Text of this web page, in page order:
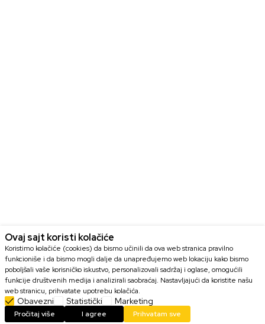
DODAJ U KORPU
Ovaj sajt koristi kolačiće
Koristimo kolačiće (cookies) da bismo učinili da ova web stranica pravilno
funkcioniše i da bismo mogli dalje da unapređujemo web lokaciju kako bismo
poboljšali vaše korisničko iskustvo, personalizovali sadržaj i oglase, omogućili
funkcije društvenih medija i analizirali saobraćaj. Nastavljajući da koristite našu
web stranicu, prihvatate upotrebu kolačića.
Obavezni Statistički Marketing
Pročitaj više I agree Prihvatam sve